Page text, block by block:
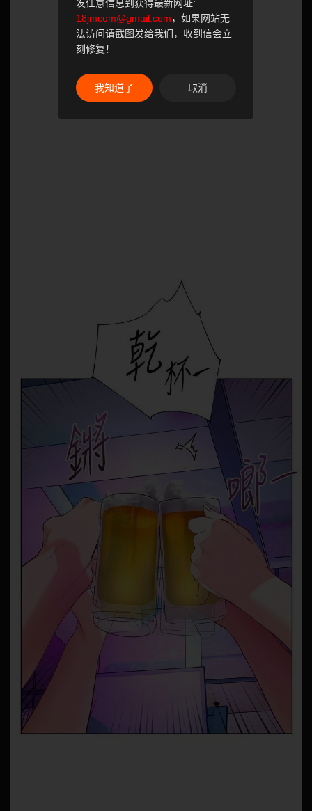
发任意信息到获得最新网址:
18jmcom@gmail.com，如果网站无
法访问请截图发给我们，收到信会立
刻修复！
我知道了 取消